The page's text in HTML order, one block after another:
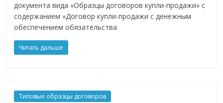
документа вида «Образцы договоров купли-продажи» с
содержанием «Договор купли-продажи с денежным
обеспечением обязательства
Читать дальше
Типовые образцы договоров